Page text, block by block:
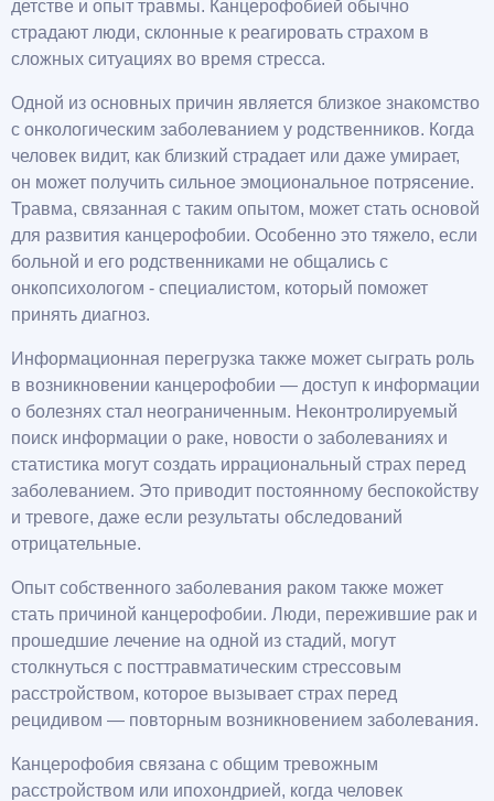
детстве и опыт травмы. Канцерофобией обычно
страдают люди, склонные к реагировать страхом в
сложных ситуациях во время стресса.
Одной из основных причин является близкое знакомство
с онкологическим заболеванием у родственников. Когда
человек видит, как близкий страдает или даже умирает,
он может получить сильное эмоциональное потрясение.
Травма, связанная с таким опытом, может стать основой
для развития канцерофобии. Особенно это тяжело, если
больной и его родственниками не общались с
онкопсихологом - специалистом, который поможет
принять диагноз.
Информационная перегрузка также может сыграть роль
в возникновении канцерофобии — доступ к информации
о болезнях стал неограниченным. Неконтролируемый
поиск информации о раке, новости о заболеваниях и
статистика могут создать иррациональный страх перед
заболеванием. Это приводит постоянному беспокойству
и тревоге, даже если результаты обследований
отрицательные.
Опыт собственного заболевания раком также может
стать причиной канцерофобии. Люди, пережившие рак и
прошедшие лечение на одной из стадий, могут
столкнуться с посттравматическим стрессовым
расстройством, которое вызывает страх перед
рецидивом — повторным возникновением заболевания.
Канцерофобия связана с общим тревожным
расстройством или ипохондрией, когда человек